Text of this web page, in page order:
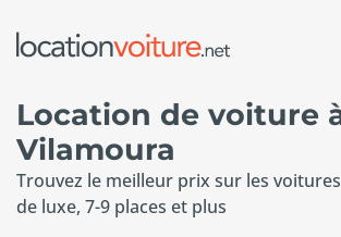
Location de voiture
Vilamoura
Trouvez le meilleur prix sur les
de luxe, 7-9 places et plus